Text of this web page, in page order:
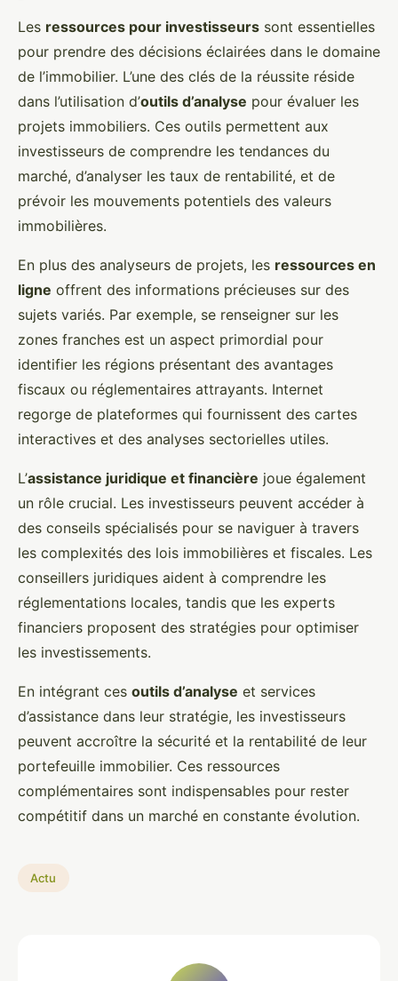
Les ressources pour investisseurs sont essentielles
pour prendre des décisions éclairées dans le domaine
de l’immobilier. L’une des clés de la réussite réside
dans l’utilisation d’outils d’analyse pour évaluer les
projets immobiliers. Ces outils permettent aux
investisseurs de comprendre les tendances du
marché, d’analyser les taux de rentabilité, et de
prévoir les mouvements potentiels des valeurs
immobilières.
En plus des analyseurs de projets, les ressources en
ligne offrent des informations précieuses sur des
sujets variés. Par exemple, se renseigner sur les
zones franches est un aspect primordial pour
identifier les régions présentant des avantages
fiscaux ou réglementaires attrayants. Internet
regorge de plateformes qui fournissent des cartes
interactives et des analyses sectorielles utiles.
L’assistance juridique et financière joue également
un rôle crucial. Les investisseurs peuvent accéder à
des conseils spécialisés pour se naviguer à travers
les complexités des lois immobilières et fiscales. Les
conseillers juridiques aident à comprendre les
réglementations locales, tandis que les experts
financiers proposent des stratégies pour optimiser
les investissements.
En intégrant ces outils d’analyse et services
d’assistance dans leur stratégie, les investisseurs
peuvent accroître la sécurité et la rentabilité de leur
portefeuille immobilier. Ces ressources
complémentaires sont indispensables pour rester
compétitif dans un marché en constante évolution.
Actu